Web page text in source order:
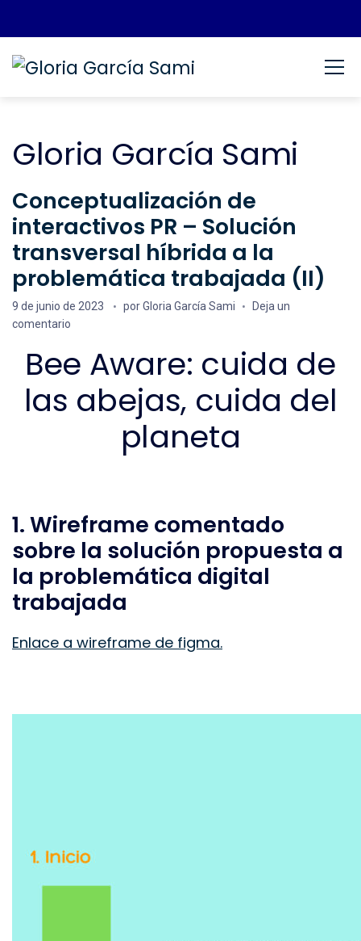
Gloria García Sami
Espacio Personal
Gloria García Sami
Conceptualización de
interactivos PR – Solución
transversal híbrida a la
problemática trabajada (II)
Fecha de publicación
9 de junio de 2023 porGloria García Sami
Deja un
comentario
Bee Aware: cuida de
las abejas, cuida del
planeta
1. Wireframe comentado
sobre la solución propuesta a
la problemática digital
trabajada
Enlace a wireframe de figma.